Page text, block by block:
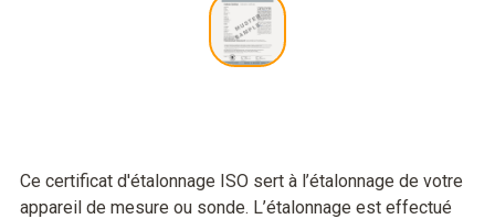
Ce certificat d'étalonnage ISO sert à l’étalonnage de votre
appareil de mesure ou sonde. L’étalonnage est effectué